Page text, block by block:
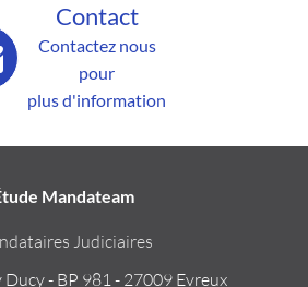
Contact
Contactez nous
pour
plus d'information
Mandateam
Judiciaires
- BP 981 - 27009 Evreux